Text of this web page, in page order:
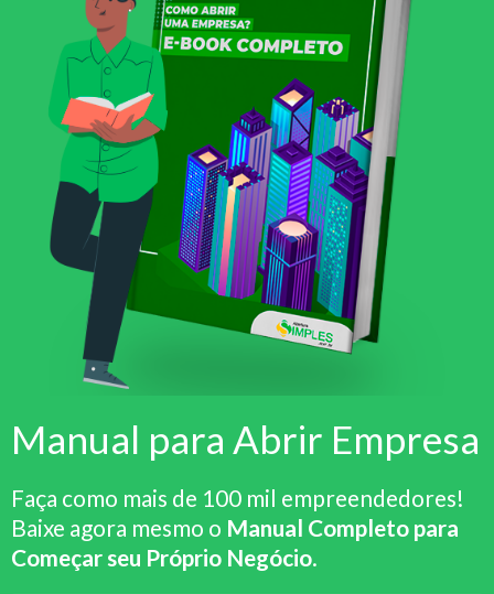
Manual para Abrir Empresa
Faça como mais de 100 mil empreendedores!
Baixe agora mesmo o Manual Completo para
Começar seu Próprio Negócio.